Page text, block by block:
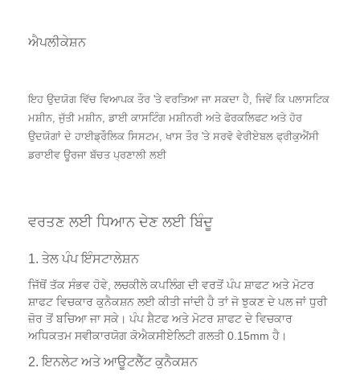
ਐਪਲੀਕੇਸ਼ਨ
ਇਹ ਉਦਯੋਗ ਵਿੱਚ ਵਿਆਪਕ ਤੌਰ 'ਤੇ ਵਰਤਿਆ ਜਾ ਸਕਦਾ ਹੈ, ਜਿਵੇਂ ਕਿ ਪਲਾਸਟਿਕ
ਮਸ਼ੀਨ, ਜੁੱਤੀ ਮਸ਼ੀਨ, ਡਾਈ ਕਾਸਟਿੰਗ ਮਸ਼ੀਨਰੀ ਅਤੇ ਫੋਰਕਲਿਫਟ ਅਤੇ ਹੋਰ
ਉਦਯੋਗਾਂ ਦੇ ਹਾਈਡ੍ਰੌਲਿਕ ਸਿਸਟਮ, ਖਾਸ ਤੌਰ 'ਤੇ ਸਰਵੋ ਵੇਰੀਏਬਲ ਫ੍ਰੀਕੁਐਂਸੀ
ਡਰਾਈਵ ਊਰਜਾ ਬੱਚਤ ਪ੍ਰਣਾਲੀ ਲਈ
ਵਰਤਣ ਲਈ ਧਿਆਨ ਦੇਣ ਲਈ ਬਿੰਦੂ
1. ਤੇਲ ਪੰਪ ਇੰਸਟਾਲੇਸ਼ਨ
ਜਿੱਥੋਂ ਤੱਕ ਸੰਭਵ ਹੋਵੇ, ਲਚਕੀਲੇ ਕਪਲਿੰਗ ਦੀ ਵਰਤੋਂ ਪੰਪ ਸ਼ਾਫਟ ਅਤੇ ਮੋਟਰ
ਸ਼ਾਫਟ ਵਿਚਕਾਰ ਕੁਨੈਕਸ਼ਨ ਲਈ ਕੀਤੀ ਜਾਂਦੀ ਹੈ ਤਾਂ ਜੋ ਝੁਕਣ ਦੇ ਪਲ ਜਾਂ ਧੁਰੀ
ਜ਼ੋਰ ਤੋਂ ਬਚਿਆ ਜਾ ਸਕੇ। ਪੰਪ ਸ਼ੈਟਫ ਅਤੇ ਮੋਟਰ ਸ਼ਾਫਟ ਦੇ ਵਿਚਕਾਰ
ਅਧਿਕਤਮ ਸਵੀਕਾਰਯੋਗ ਕੋਐਕਸੀਏਲਿਟੀ ਗਲਤੀ 0.15mm ਹੈ।
2. ਇਨਲੇਟ ਅਤੇ ਆਊਟਲੈੱਟ ਕੁਨੈਕਸ਼ਨ